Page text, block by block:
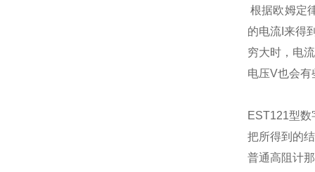
根据欧姆定
的电流I来得
穷大时，电
电压V也会
EST121型
把所得到的
普通高阻计